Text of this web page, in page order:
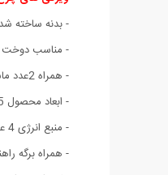
- بدنه ساخته
- مناسب دوخت
- همراه 2عدد ماسوره ، نخ ، سوزن یدک ، بشکاف
- ابعاد محصول 3.5*7*20.5 سانتی متر
- منبع انرژی 4 عدد باتری قلمی
- همراه برگه